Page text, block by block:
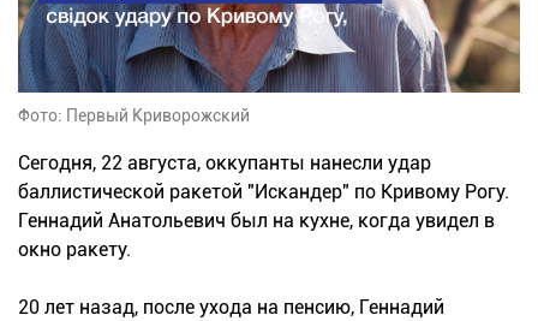
Фото: Первый Криворожский
Сегодня, 22 августа, оккупанты нанесли удар
баллистической ракетой "Искандер" по Кривому Рогу.
Геннадий Анатольевич был на кухне, когда увидел в
окно ракету.
20 лет назад, после ухода на пенсию, Геннадий